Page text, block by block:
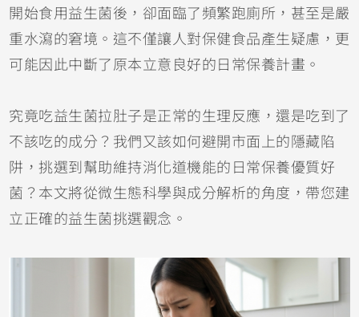
開始食用益生菌後，卻面臨了頻繁跑廁所，甚至是嚴
重水瀉的窘境。這不僅讓人對保健食品產生疑慮，更
可能因此中斷了原本立意良好的日常保養計畫。
究竟吃益生菌拉肚子是正常的生理反應，還是吃到了
不該吃的成分？我們又該如何避開市面上的隱藏陷
阱，挑選到幫助維持消化道機能的日常保養優質好
菌？本文將從微生態科學與成分解析的角度，帶您建
立正確的益生菌挑選觀念。